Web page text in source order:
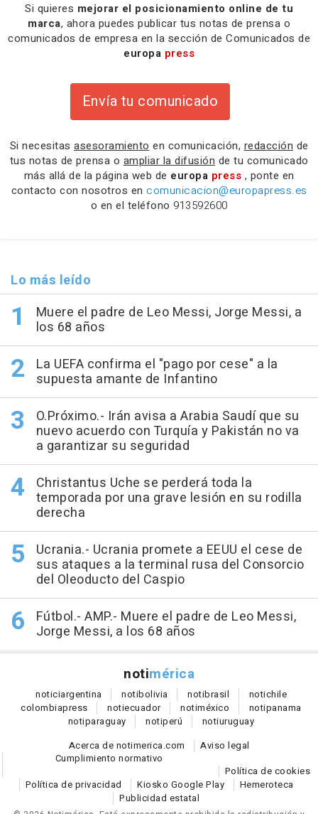
Si quieres mejorar el posicionamiento online de tu
marca, ahora puedes publicar tus notas de prensa o
comunicados de empresa en la sección de Comunicados de
europa press
Envía tu comunicado
Si necesitas asesoramiento en comunicación, redacción de
tus notas de prensa o ampliar la difusión de tu comunicado
más allá de la página web de europa press , ponte en
contacto con nosotros en comunicacion@europapress.es
o en el teléfono 913592600
Lo más leído
Muere el padre de Leo Messi, Jorge Messi, a
los 68 años
La UEFA confirma el "pago por cese" a la
supuesta amante de Infantino
O.Próximo.- Irán avisa a Arabia Saudí que su
nuevo acuerdo con Turquía y Pakistán no va
a garantizar su seguridad
Christantus Uche se perderá toda la
temporada por una grave lesión en su rodilla
derecha
Ucrania.- Ucrania promete a EEUU el cese de
sus ataques a la terminal rusa del Consorcio
del Oleoducto del Caspio
Fútbol.- AMP.- Muere el padre de Leo Messi,
Jorge Messi, a los 68 años
notimérica
noticiargentina notibolivia notibrasil notichile
colombiapress notiecuador notiméxico notipanama
notiparaguay notiperú notiuruguay
Acerca de notimerica.com
Aviso legal
Cumplimiento normativo
Política de cookies
Política de privacidad
Kiosko Google Play
Hemeroteca
Publicidad estatal